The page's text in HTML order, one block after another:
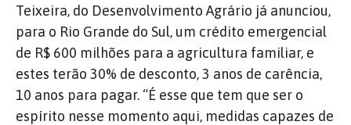
Teixeira, do Desenvolvimento Agrário já anunciou,
para o Rio Grande do Sul, um crédito emergencial
de R$ 600 milhões para a agricultura familiar, e
estes terão 30% de desconto, 3 anos de carência,
10 anos para pagar. “É esse que tem que ser o
espírito nesse momento aqui, medidas capazes de